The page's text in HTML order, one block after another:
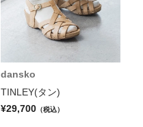
dansko
TINLEY(タン)
¥29,700 （税込）